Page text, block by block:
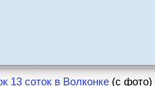
13 соток в Волконке (с фото)